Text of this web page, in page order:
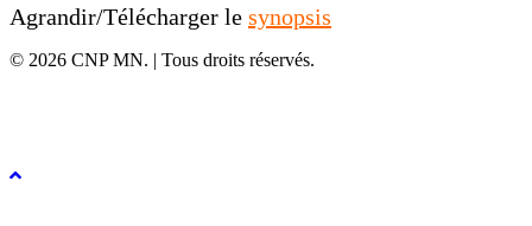
Agrandir/Télécharger le synopsis
© 2026 CNP MN. | Tous droits réservés.